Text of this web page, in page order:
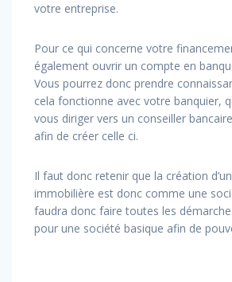
votre entreprise.
Pour ce qui concerne votre
également ouvrir un compte en
Vous pourrez donc prendre
cela fonctionne avec votre banquier,
vous diriger vers un conseiller
afin de créer celle ci.
Il faut donc retenir que la création
immobilière est donc comme une
faudra donc faire toutes les
pour une société basique afin de